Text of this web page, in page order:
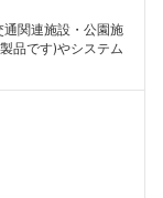
関連施設・公園施
品です)やシステム